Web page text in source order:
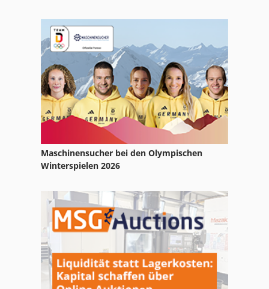
Maschinensucher bei den Olympischen
Winterspielen 2026